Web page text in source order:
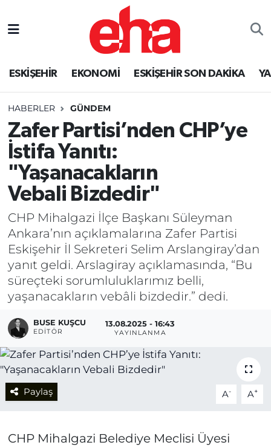
ESKİŞEHİR EKONOMİ ESKİŞEHİR SON DAKİKA
HABERLER GÜNDEM
Zafer Partisi’nden CHP’ye
İstifa Yanıtı:
"Yaşanacakların
Vebali Bizdedir"
CHP Mihalgazi İlçe Başkanı Süleyman
Ankara’nın açıklamalarına Zafer Partisi
Eskişehir İl Sekreteri Selim Arslangiray’dan
yanıt geldi. Arslagiray açıklamasında, “Bu
süreçteki sorumluluklarımız belli,
yaşanacakların vebâli bizdedir.” dedi.
BUSE KUŞCU
EDITÖR
13.08.2025 - 16:43
YAYINLANMA
Paylaş A- A+
CHP Mihalgazi Belediye Meclisi Üyesi